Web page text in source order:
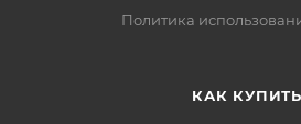
Политика
КАК КУПИТЬ